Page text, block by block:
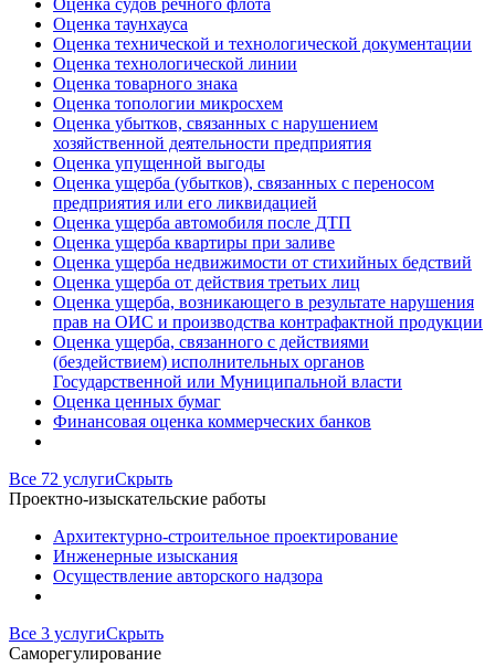
Оценка таунхауса
Оценка технической и технологической документации
Оценка технологической линии
Оценка товарного знака
Оценка топологии микросхем
Оценка убытков, связанных с нарушением
хозяйственной деятельности предприятия
Оценка упущенной выгоды
Оценка ущерба (убытков), связанных с переносом
предприятия или его ликвидацией
Оценка ущерба автомобиля после ДТП
Оценка ущерба квартиры при заливе
Оценка ущерба недвижимости от стихийных бедствий
Оценка ущерба от действия третьих лиц
Оценка ущерба, возникающего в результате нарушения
прав на ОИС и производства контрафактной продукции
Оценка ущерба, связанного с действиями
(бездействием) исполнительных органов
Государственной или Муниципальной власти
Оценка ценных бумаг
Финансовая оценка коммерческих банков
Все 72 услугиСкрыть
Проектно-изыскательские работы
Архитектурно-строительное проектирование
Инженерные изыскания
Осуществление авторского надзора
Все 3 услугиСкрыть
Саморегулирование